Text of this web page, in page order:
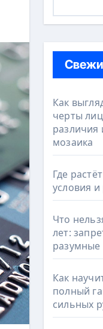
Как
черты
различия
мозаика
Где
условия
Что
лет:
разумные
Как
полный
сильных